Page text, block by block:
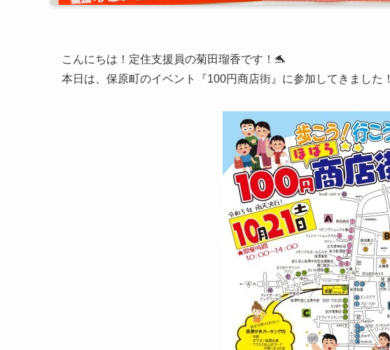
こんにちは！定住支援員の菊田瑠香です！🐬
本日は、保原町のイベント『100円商店街』に参加してきました！